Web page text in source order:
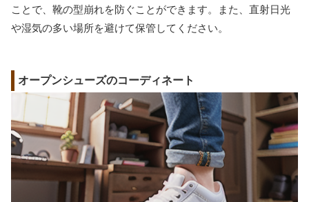
ことで、靴の型崩れを防ぐことができます。また、直射日光
や湿気の多い場所を避けて保管してください。
オープンシューズのコーディネート